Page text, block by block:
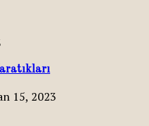
15, 2023